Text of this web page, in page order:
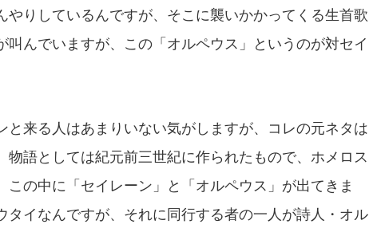
やりしているんですが、そこに襲いかかってくる生首歌
叫んでいますが、この「オルペウス」というのが対セイ
来る人はあまりいない気がしますが、コレの元ネタは
語としては紀元前三世紀に作られたもので、ホメロス
の中に「セイレーン」と「オルペウス」が出てきま
イなんですが、それに同行する者の一人が詩人・オル